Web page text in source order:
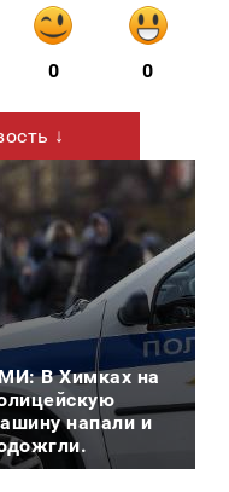
0 0
↓
В Химках на
напали и